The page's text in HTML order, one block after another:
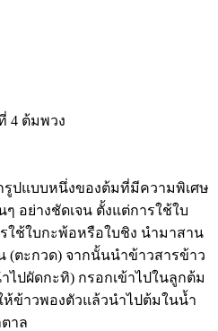
4 ต้มพวง
ปแบบหนึ่งของต้มที่มีความพิเศษ
อย่างชัดเจน ตั้งแต่การใช้ใบ
ใช้ใบกะพ้อหรือใบชิง นำมาสาน
(ตะกวด) จากนั้นนำข้าวสารข้าว
ไปผัดกะทิ) กรอกเข้าไปในลูกต้ม
ห้ข้าวพองตัวแล้วนำไปต้มในน้ำ
าล